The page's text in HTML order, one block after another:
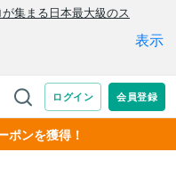
ポンを獲得！